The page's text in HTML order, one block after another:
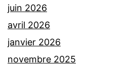
juin 2026
avril 2026
janvier 2026
novembre 2025